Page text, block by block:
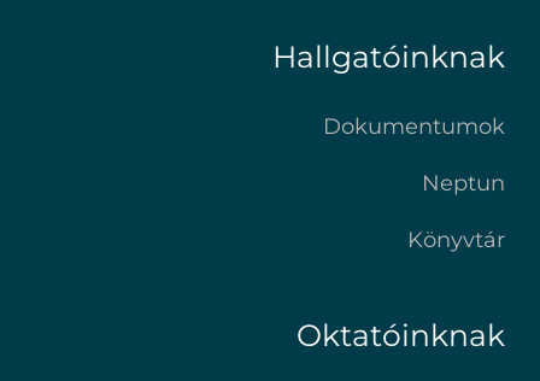
Hallgatóinknak
Dokumentumok
Neptun
Könyvtár
Oktatóinknak